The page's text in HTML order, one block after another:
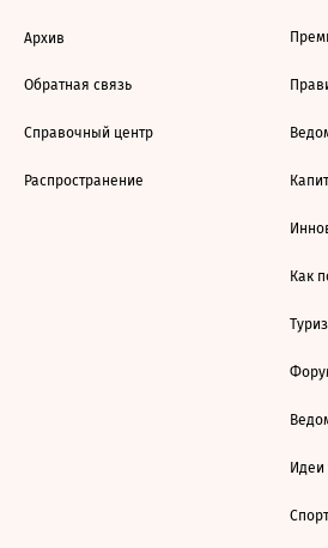
Архив
Обратная связь
Справочный центр
Распространение
Как
Идеи
Спорт